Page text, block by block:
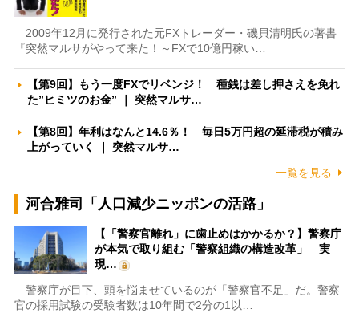
2009年12月に発行された元FXトレーダー・磯貝清明氏の著書
『突然マルサがやって来た！～FXで10億円稼い…
【第9回】もう一度FXでリベンジ！ 種銭は差し押さえを免れ
た”ヒミツのお金” ｜ 突然マルサ…
【第8回】年利はなんと14.6％！ 毎日5万円超の延滞税が積み
上がっていく ｜ 突然マルサ…
一覧を見る
河合雅司「人口減少ニッポンの活路」
【「警察官離れ」に歯止めはかかるか？】警察庁
が本気で取り組む「警察組織の構造改革」 実
現…
警察庁が目下、頭を悩ませているのが「警察官不足」だ。警察
官の採用試験の受験者数は10年間で2分の1以…